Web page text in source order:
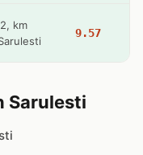
km
9.57
Sarulesti